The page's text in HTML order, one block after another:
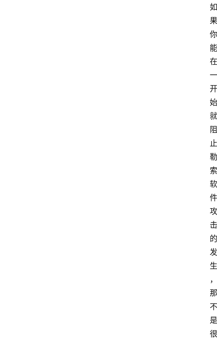
如
果
你
能
在
一
开
始
就
阻
止
勒
索
软
件
攻
击
的
发
生
，
那
不
是
很